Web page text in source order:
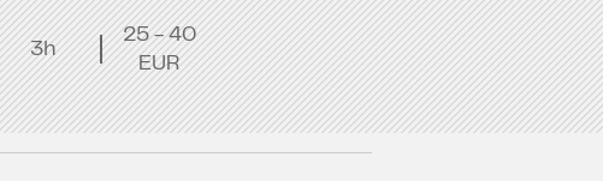
3h
25 - 40
EUR